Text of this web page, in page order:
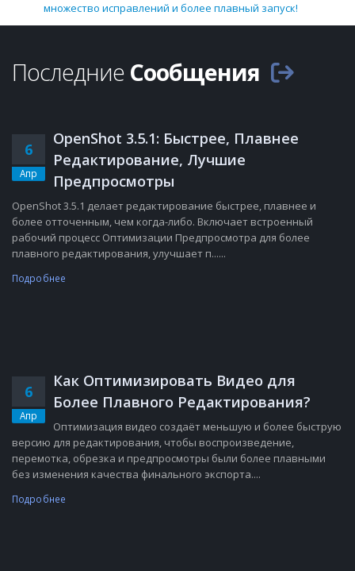
множество исправлений и более плавный запуск!
Последние Сообщения
6
Апр
OpenShot 3.5.1: Быстрее, Плавнее
Редактирование, Лучшие
Предпросмотры
OpenShot 3.5.1 делает редактирование быстрее, плавнее и
более отточенным, чем когда-либо. Включает встроенный
рабочий процесс Оптимизации Предпросмотра для более
плавного редактирования, улучшает п......
Подробнее
6
Апр
Как Оптимизировать Видео для
Более Плавного Редактирования?
Оптимизация видео создаёт меньшую и более быструю
версию для редактирования, чтобы воспроизведение,
перемотка, обрезка и предпросмотры были более плавными
без изменения качества финального экспорта....
Подробнее